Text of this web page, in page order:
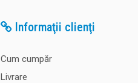
Informaţii clienţi
Cum cumpăr
Livrare